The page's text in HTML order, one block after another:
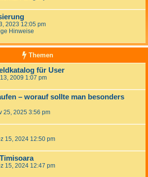
2023 12:05 pm
Hinweise
Themen
für User
2009 1:07 pm
– worauf sollte man besonders
25, 2025 3:56 pm
15, 2024 12:50 pm
15, 2024 12:47 pm